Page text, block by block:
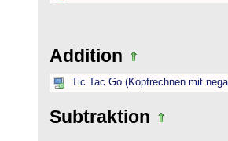
Addition
Tic Tac Go (Kopfrechnen mit
Subtraktion